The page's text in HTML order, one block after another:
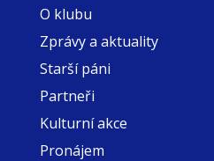
O klubu
Zprávy a aktuality
Starší páni
Partneři
Kulturní akce
Pronájem